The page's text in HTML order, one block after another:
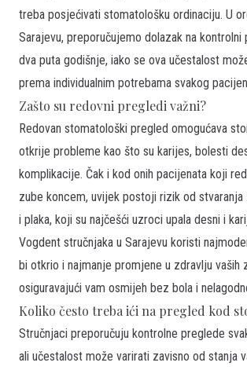
treba posjećivati stomatološku ordinaciju. U
Sarajevu, preporučujemo dolazak na kontrolni
dva puta godišnje, iako se ova učestalost
prema individualnim potrebama svakog
Zašto su redovni pregledi važni?
Redovan stomatološki pregled omogućava
otkrije probleme kao što su karijes, bolesti
komplikacije. Čak i kod onih pacijenata koji
zube koncem, uvijek postoji rizik od stvaranja
i plaka, koji su najčešći uzroci upala desni i
Vogdent stručnjaka u Sarajevu koristi
bi otkrio i najmanje promjene u zdravlju vaših
osiguravajući vam osmijeh bez bola i
Koliko često treba ići na pregled kod
Stručnjaci preporučuju kontrolne preglede
ali učestalost može varirati zavisno od stanja